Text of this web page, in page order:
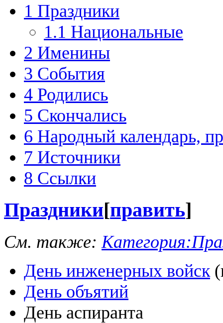
1 Праздники
1.1 Национальные
2 Именины
3 События
4 Родились
5 Скончались
6 Народный календарь,
7 Источники
8 Ссылки
Праздники[править]
См. также:
День инженерных войск
День объятий
День аспиранта